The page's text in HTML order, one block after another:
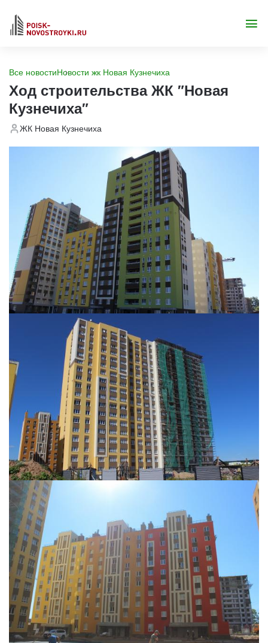
Все новостиНовости жк Новая Кузнечиха
Ход строительства ЖК "Новая
Кузнечиха"
ЖК Новая Кузнечиха